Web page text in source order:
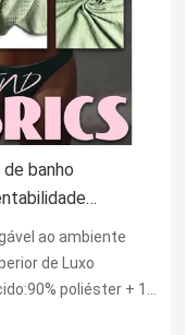
banho
ao ambiente
de Luxo
poliéster + 10% spandex